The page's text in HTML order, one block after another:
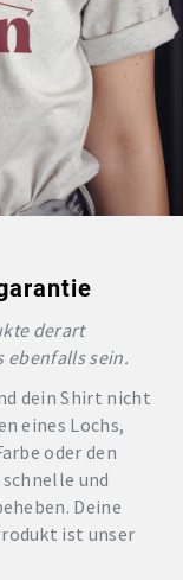
derart
ebenfalls sein.
dein Shirt nicht
eines Lochs,
oder den
und
Deine
ist unser